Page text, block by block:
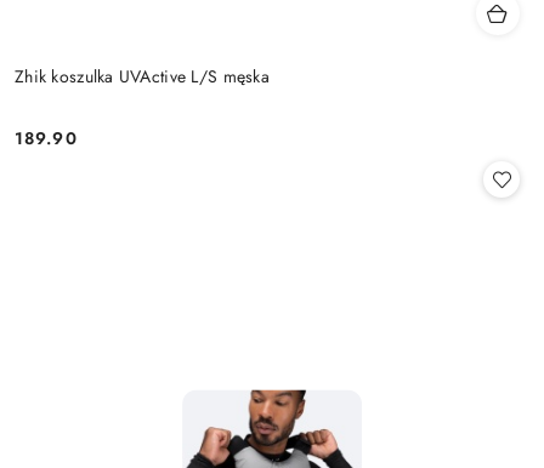
Zhik koszulka UVActive L/S męska
Cena:
189.90